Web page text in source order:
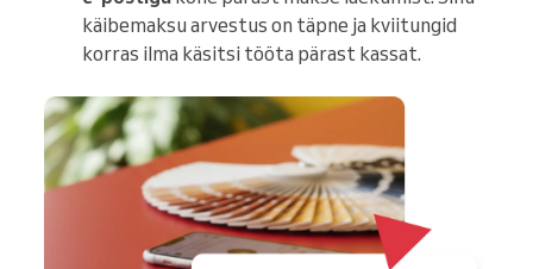
käibemaksu arvestus on täpne ja kviitungid
korras ilma käsitsi tööta pärast kassat.